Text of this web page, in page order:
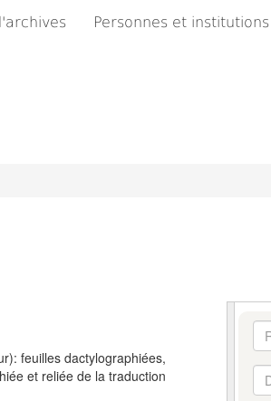
Personnes et institutions
feuilles dactylographiées,
et reliée de la traduction
De